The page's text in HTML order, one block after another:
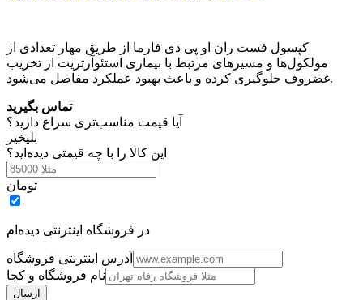
کپسول فست ران او پی دی فارما از طریق مهار تعدادی از
مولکول‌ها و مسیرهای مرتبط با بیماری استئوآرتریت از تخریب
غضروف جلوگیری کرده و باعث بهبود عملکرد مفاصل می‌شود.
تماس بگیرید
آیا قیمت مناسب‌تری سراغ دارید؟
بلیخیر
این کالا را با چه قیمتی دیده‌اید؟
تومان
در فروشگاه اینترنتی دیده‌ام
آدرس اینترنتی فروشگاه
نام فروشگاه و کجا